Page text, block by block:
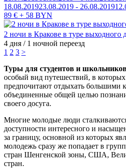
18.08.201923.08.2019 - 26.08.2019
89 € + 58 BYN
2 ночи в Кракове в туре выходного
4 дня / 1 ночной переезд
1 2 3 >
Туры для студентов и
особый вид путешествий, в
предпочитают отдыхать большими
объединенные общей целью
своего досуга.
Многие молодые люди
доступности интересного и
за границу, основной из которых
молодежь сразу же попадает в
стран Шенгенской зоны, США,
стран.